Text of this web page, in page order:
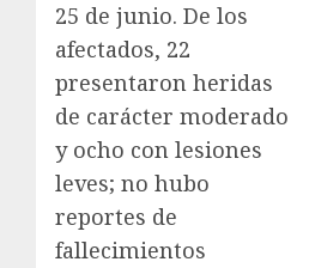
25 de junio. De los
afectados, 22
presentaron heridas
de carácter moderado
y ocho con lesiones
leves; no hubo
reportes de
fallecimientos